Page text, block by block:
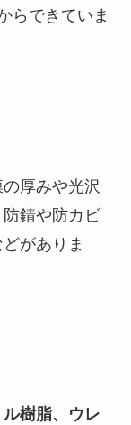
らできていま
厚みや光沢
錆や防カビ
がありま
ル樹脂、ウレ